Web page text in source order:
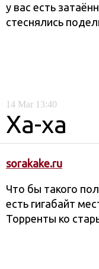
у вас есть
стеснялись
14 Mar 13:40
Ха-ха
sorakake.ru
Что бы такого
есть гигабайт
Торренты ко